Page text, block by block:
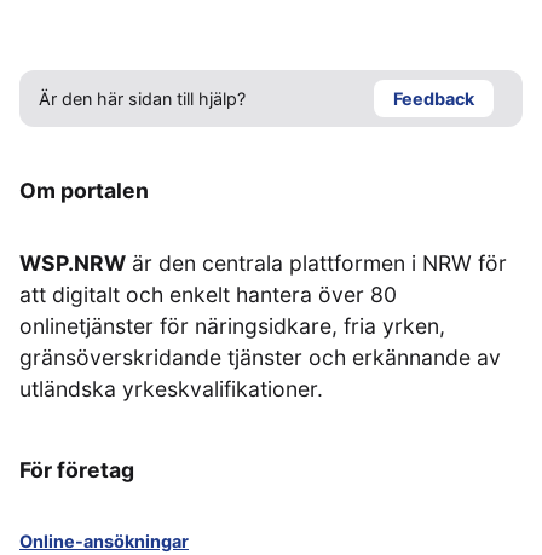
Är den här sidan till hjälp? Feedback
Om portalen
WSP.NRW är den centrala plattformen i NRW för
att digitalt och enkelt hantera över 80
onlinetjänster för näringsidkare, fria yrken,
gränsöverskridande tjänster och erkännande av
utländska yrkeskvalifikationer.
För företag
Online-ansökningar